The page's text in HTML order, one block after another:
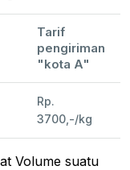
Tarif
pengiriman
"kota A"
Rp.
3700,-/kg
Volume suatu